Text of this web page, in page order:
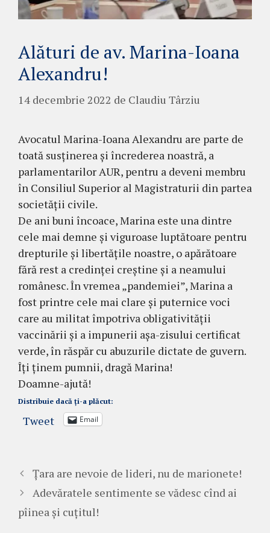
Alături de av. Marina-Ioana
Alexandru!
14 decembrie 2022 de Claudiu Târziu
Avocatul Marina-Ioana Alexandru are parte de
toată susținerea și încrederea noastră, a
parlamentarilor AUR, pentru a deveni membru
în Consiliul Superior al Magistraturii din partea
societății civile.
De ani buni încoace, Marina este una dintre
cele mai demne și viguroase luptătoare pentru
drepturile și libertățile noastre, o apărătoare
fără rest a credinței creștine și a neamului
românesc. În vremea „pandemiei”, Marina a
fost printre cele mai clare și puternice voci
care au militat împotriva obligativității
vaccinării și a impunerii așa-zisului certificat
verde, în răspăr cu abuzurile dictate de guvern.
Îți ținem pumnii, dragă Marina!
Doamne-ajută!
Distribuie dacă ți-a plăcut:
Tweet Email
Țara are nevoie de lideri, nu de marionete!
Adevăratele sentimente se vădesc cînd ai
pîinea și cuțitul!